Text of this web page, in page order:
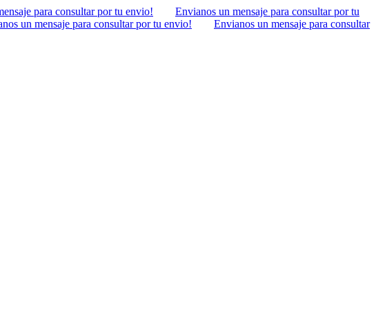
para consultar por tu envio!
Envianos un mensaje para consultar por tu
un mensaje para consultar por tu envio!
Envianos un mensaje para consultar